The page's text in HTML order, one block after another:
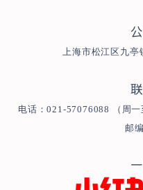
上海市松江区九
电话：021-57076088 （周
邮